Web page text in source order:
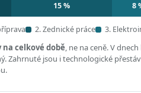
15 % 8
2. Zednické práce 3.
na celkové době, ne na ceně. V
Zahrnuté jsou i technologické